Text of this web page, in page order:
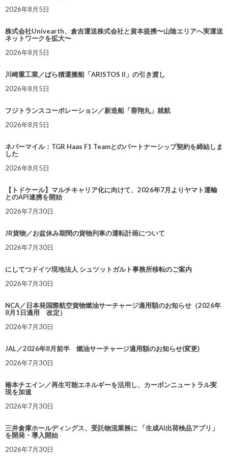
2026年8月5日
株式会社Univearth、倉吉運送株式会社と資本提携〜山陰エリアへ実運送
ネットワークを拡大〜
2026年8月5日
川崎重工業／ばら積運搬船「ARISTOS II」の引き渡し
2026年8月5日
フジトランスコーポレーション／新造船「蓉翔丸」就航
2026年8月5日
ネバーマイル：TGR Haas F1 Teamとのパートナーシップ契約を締結しま
した
2026年8月5日
【トドケール】マルチキャリア化に向けて、2026年7月よりヤマト運輸
とのAPI連携を開始
2026年7月30日
JR貨物／お盆休み期間の貨物列車の運転計画について
2026年7月30日
にしてつドイツ現地法人 シュツットガルト事務所移転のご案内
2026年7月30日
NCA／日本発国際航空貨物燃油サーチャージ適用額のお知らせ（2026年
8月1日適用 改定）
2026年7月30日
JAL／2026年8月前半 燃油サーチャージ適用額のお知らせ(変更)
2026年7月30日
椿本チエイン／再生可能エネルギーを活用し、カーボンニュートラル実
現を加速
2026年7月30日
三井倉庫ホールディングス、受託物流業務に 「生成AI出荷検品アプリ」
を開発・導入開始
2026年7月30日